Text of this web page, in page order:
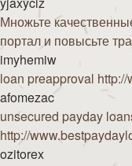
Множьте
портал и повысьте
imyhemiw
loan preapproval
afomezac
unsecured payday
http://
ozitorex